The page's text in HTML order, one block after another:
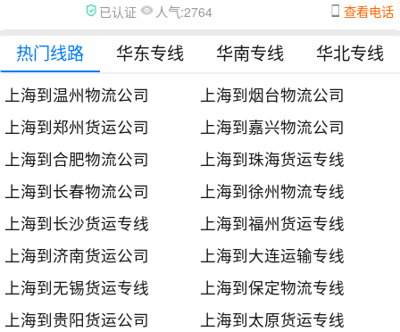
已认证 人气:2764 查看电话
热门线路 华东专线 华南专线 华北专线
上海到温州物流公司
上海到烟台物流公司
上海到郑州货运公司
上海到嘉兴物流公司
上海到合肥物流公司
上海到珠海货运专线
上海到长春物流公司
上海到徐州物流专线
上海到长沙货运专线
上海到福州货运专线
上海到济南货运公司
上海到大连运输专线
上海到无锡货运专线
上海到保定物流专线
上海到贵阳货运公司
上海到太原货运专线